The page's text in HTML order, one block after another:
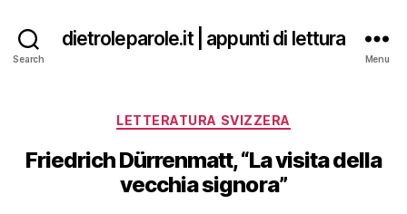
Search
dietroleparole.it | appunti di lettura
Menu
Categories
LETTERATURA SVIZZERA
Friedrich Dürrenmatt, “La visita della
vecchia signora”